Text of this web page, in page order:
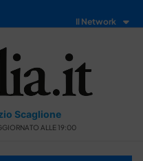
Il Network
Scaglione
ALLE 19:00